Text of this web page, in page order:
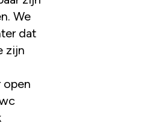
We
dat
zijn
open